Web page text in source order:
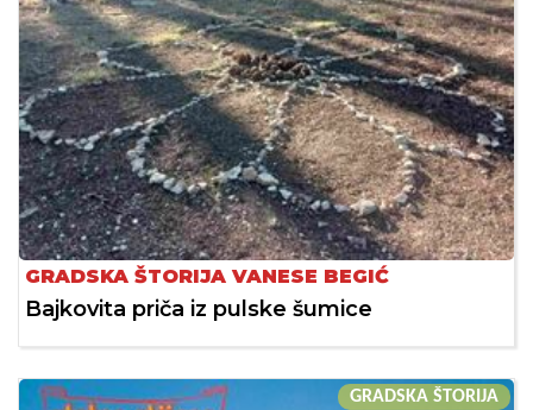
GRADSKA ŠTORIJA VANESE BEGIĆ
Bajkovita priča iz pulske šumice
GRADSKA ŠTORIJA